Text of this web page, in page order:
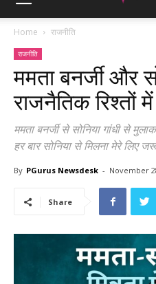
Home राजनीति
राजनीति
ममता बनर्जी और
राजनैतिक रिश्तों में
ममता बनर्जी से सोनिया गांधी से
हर बार सोनिया से मिलना मेरे लिए
By PGurus Newsdesk - November
Share